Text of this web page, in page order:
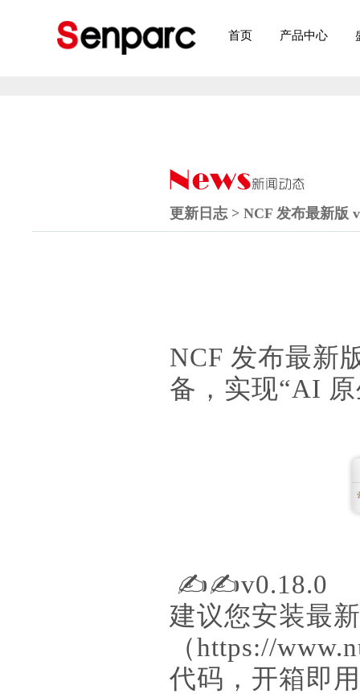
首页 产品中心
更新日志 > NCF 发布最新版
NCF 发布最新
备，实现“AI
✍✍v0.18.0
建议您安装最
（https://
代码，开箱即